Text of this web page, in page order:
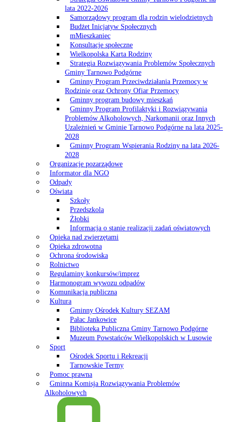
lata 2022-2026
Samorządowy program dla rodzin wielodzietnych
Budżet Inicjatyw Społecznych
mMieszkaniec
Konsultacje społeczne
Wielkopolska Karta Rodziny
Strategia Rozwiązywania Problemów Społecznych
Gminy Tarnowo Podgórne
Gminny Program Przeciwdziałania Przemocy w
Rodzinie oraz Ochrony Ofiar Przemocy
Gminny program budowy mieszkań
Gminny Program Profilaktyki i Rozwiązywania
Problemów Alkoholowych, Narkomanii oraz Innych
Uzależnień w Gminie Tarnowo Podgórne na lata 2025-
2028
Gminny Program Wspierania Rodziny na lata 2026-
2028
Organizacje pozarządowe
Informator dla NGO
Odpady
Oświata
Szkoły
Przedszkola
Żłobki
Informacja o stanie realizacji zadań oświatowych
Opieka nad zwierzętami
Opieka zdrowotna
Ochrona środowiska
Rolnictwo
Regulaminy konkursów/imprez
Harmonogram wywozu odpadów
Komunikacja publiczna
Kultura
Gminny Ośrodek Kultury SEZAM
Pałac Jankowice
Biblioteka Publiczna Gminy Tarnowo Podgórne
Muzeum Powstańców Wielkopolskich w Lusowie
Sport
Ośrodek Sportu i Rekreacji
Tarnowskie Termy
Pomoc prawna
Gminna Komisja Rozwiązywania Problemów
Alkoholowych